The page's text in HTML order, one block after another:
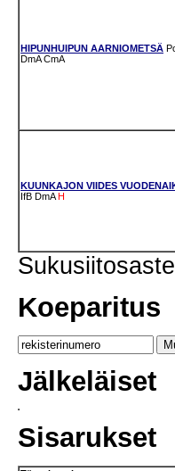
HIPUNHUIPUN AARNIOMETSÄ
DmA CmA
KUUNKAJON VIIDES
IfB DmA H
Koeparitus
Jälkeläiset
Sisarukset